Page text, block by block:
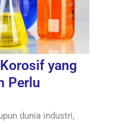
yang
Perlu
dunia industri,